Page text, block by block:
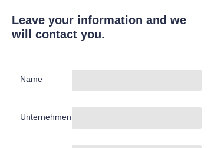
Leave your information and we
will contact you.
Name
Unternehmen